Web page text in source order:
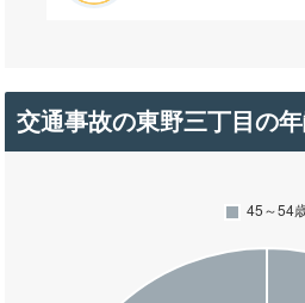
交通事故の東野三丁目の